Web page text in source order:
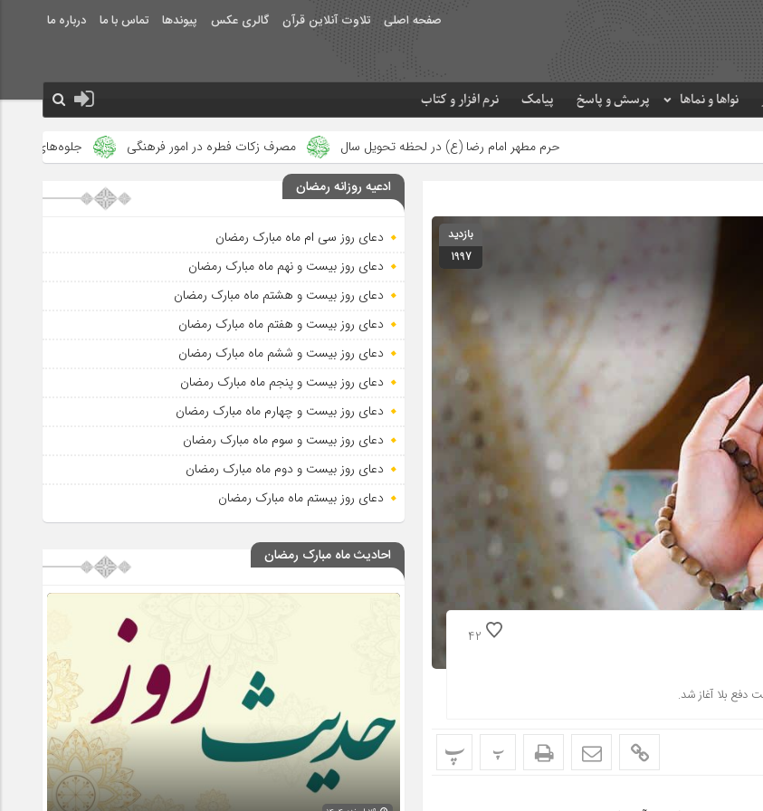
صفحه اصلی تلاوت آنلاین قرآن گالری عکس پیوندها تماس با ما درباره ما
نواها و نماها پرسش و پاسخ پیامک نرم افزار و کتاب
حرم مطهر امام رضا (ع) در لحظه تحویل سال مصرف زکات فطره در امور فرهنگی جلوه‌های بزرگ نصرت الهی در
بازدید
1997
42
پ پ
ادعیه روزانه رمضان
دعای روز سی ام ماه مبارک رمضان
دعای روز بیست و نهم ماه مبارک رمضان
دعای روز بیست و هشتم ماه مبارک رمضان
دعای روز بیست و هفتم ماه مبارک رمضان
دعای روز بیست و ششم ماه مبارک رمضان
دعای روز بیست و پنجم ماه مبارک رمضان
دعای روز بیست و چهارم ماه مبارک رمضان
دعای روز بیست و سوم ماه مبارک رمضان
دعای روز بیست و دوم ماه مبارک رمضان
دعای روز بیستم ماه مبارک رمضان
احادیث ماه مبارک رمضان